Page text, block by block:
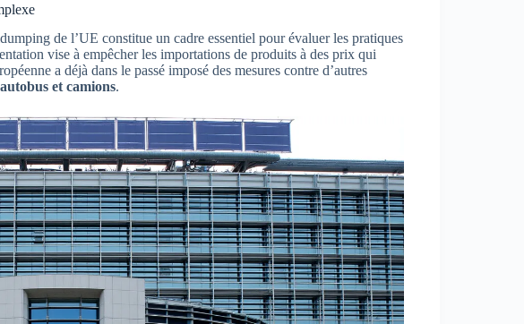
de l’UE constitue un cadre essentiel pour évaluer les pratiques
vise à empêcher les importations de produits à des prix qui
a déjà dans le passé imposé des mesures contre d’autres
et camions.